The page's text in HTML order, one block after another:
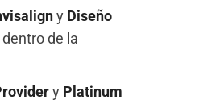
y Diseño
de la
y Platinum